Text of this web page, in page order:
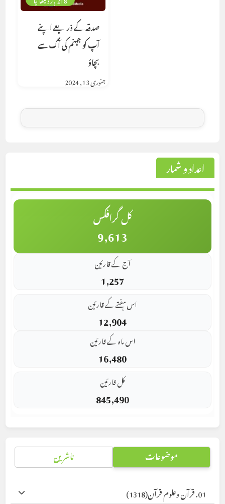
صدقہ کے ذریعے اپنے
آپ کو جہنم کی آگ سے
بچاؤ
جنوری 13, 2024
اعداد و شمار
کل گرافکس
9,613
آج کے قارئین
1,257
اس ہفتے کے قارئین
12,904
اس ماہ کے قارئین
16,480
کل قارئین
845,490
موضوعات ناشرین
01. قرآن وعلوم قرآن
(1318)